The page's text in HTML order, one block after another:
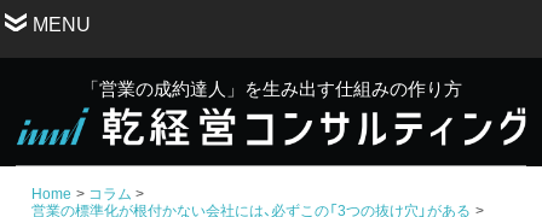
MENU
「営業の成約達人」を生み出す仕組みの作り方
Home
コラム
営業の標準化が根付かない会社には、必ずこの「3つの抜け穴」がある